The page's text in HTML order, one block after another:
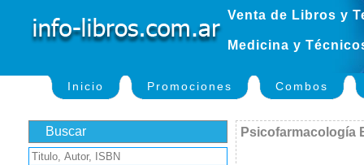
Venta de Libros y
Medicina y
Inicio Promociones Combos
Buscar Psicofarmacología